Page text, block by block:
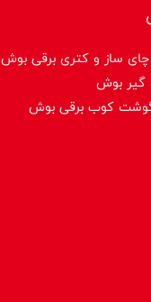
چای ساز و کتری برقی بوش
گیر بوش
کوب برقی بوش